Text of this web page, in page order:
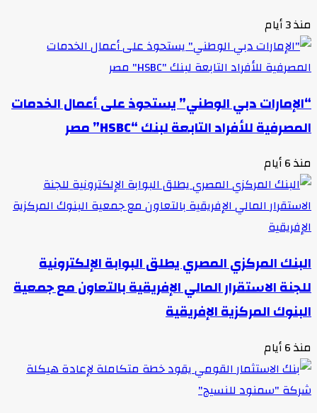
منذ 3 أيام
“الإمارات دبي الوطني” يستحوذ على أعمال الخدمات
المصرفية للأفراد التابعة لبنك “HSBC” مصر
منذ 6 أيام
البنك المركزي المصري يطلق البوابة الإلكترونية
للجنة الاستقرار المالي الإفريقية بالتعاون مع جمعية
البنوك المركزية الإفريقية
منذ 6 أيام